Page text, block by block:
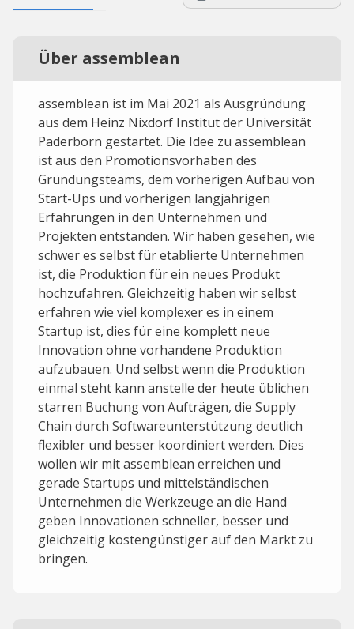
Über assemblean
assemblean ist im Mai 2021 als Ausgründung
aus dem Heinz Nixdorf Institut der Universität
Paderborn gestartet. Die Idee zu assemblean
ist aus den Promotionsvorhaben des
Gründungsteams, dem vorherigen Aufbau von
Start-Ups und vorherigen langjährigen
Erfahrungen in den Unternehmen und
Projekten entstanden. Wir haben gesehen, wie
schwer es selbst für etablierte Unternehmen
ist, die Produktion für ein neues Produkt
hochzufahren. Gleichzeitig haben wir selbst
erfahren wie viel komplexer es in einem
Startup ist, dies für eine komplett neue
Innovation ohne vorhandene Produktion
aufzubauen. Und selbst wenn die Produktion
einmal steht kann anstelle der heute üblichen
starren Buchung von Aufträgen, die Supply
Chain durch Softwareunterstützung deutlich
flexibler und besser koordiniert werden. Dies
wollen wir mit assemblean erreichen und
gerade Startups und mittelständischen
Unternehmen die Werkzeuge an die Hand
geben Innovationen schneller, besser und
gleichzeitig kostengünstiger auf den Markt zu
bringen.